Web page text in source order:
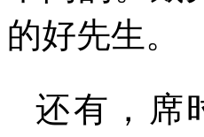
的好先生。
还有，席